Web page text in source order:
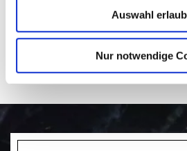
Auswahl
Nur notwendige